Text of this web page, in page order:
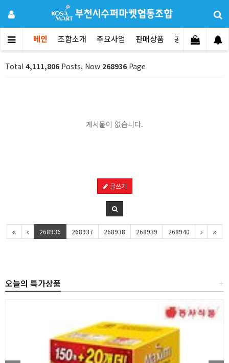
메인 조합소개 주요사업 판매상품 공지사항 문
Total 4,111,806 Posts, Now 268936 Page
게시물이 없습니다.
글쓰기
268936 268937 268938 268939 268940
+
오늘의 특가상품